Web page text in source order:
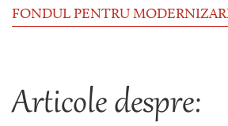
FONDUL PENTRU
Articole despre: